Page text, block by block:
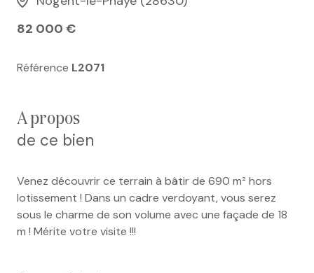
82 000 €
Référence L2071
a propos
de ce bien
Venez découvrir ce terrain à bâtir de 690 m² hors
lotissement ! Dans un cadre verdoyant, vous serez
sous le charme de son volume avec une façade de 18
m ! Mérite votre visite !!!